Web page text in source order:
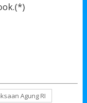
Agung RI